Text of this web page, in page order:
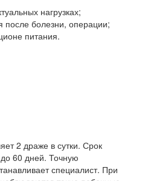
нагрузках;
после болезни, операции;
питания.
2 драже в сутки. Срок
60 дней. Точную
специалист. При